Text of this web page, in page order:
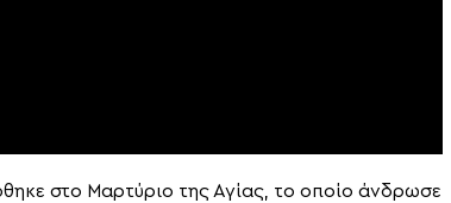
στο Μαρτύριο της Αγίας, το οποίο άνδρωσε